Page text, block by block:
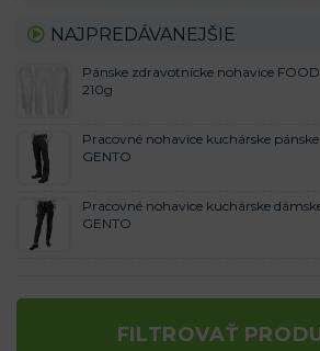
NAJPREDÁVANEJŠIE
Pánske zdravotnícke nohavice FOOD
210g
Pracovné nohavice kuchárske pánske
GENTO
Pracovné nohavice kuchárske
GENTO
FILTROVAŤ